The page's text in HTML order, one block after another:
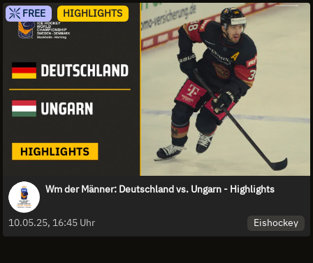
FREE HIGHLIGHTS
Wm der Männer: Deutschland vs. Ungarn - Highlights
10.05.25, 16:45 Uhr Eishockey